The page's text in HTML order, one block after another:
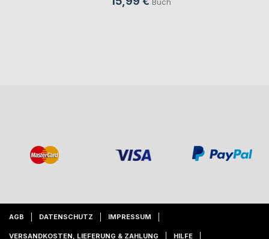
AGB DATENSCHUTZ IMPRESSUM
VERSANDKOSTEN, LIEFERUNG & ZAHLUNG HILFE